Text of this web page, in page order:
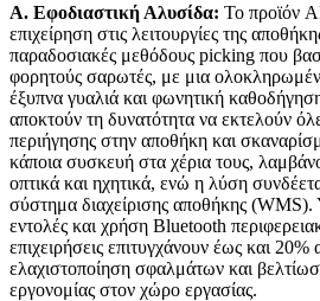
Α. Eφοδιαστική Αλυσίδα: Το προϊόν
επιχείρηση στις λειτουργίες της
παραδοσιακές μεθόδους picking που
φορητούς σαρωτές, με μια
έξυπνα γυαλιά και φωνητική
αποκτούν τη δυνατότητα να εκτελούν
περιήγησης στην αποθήκη και
κάποια συσκευή στα χέρια τους,
οπτικά και ηχητικά, ενώ η λύση
σύστημα διαχείρισης αποθήκης (WMS).
εντολές και χρήση Bluetooth
επιχειρήσεις επιτυγχάνουν έως και
ελαχιστοποίηση σφαλμάτων και
εργονομίας στον χώρο εργασίας.